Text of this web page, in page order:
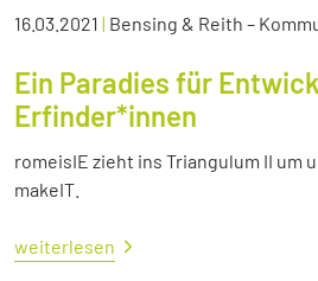
16.03.2021 | Bensing & Reith –
Ein Paradies für
Erfinder*innen
romeisIE zieht ins Triangulum II um
makeIT.
weiterlesen